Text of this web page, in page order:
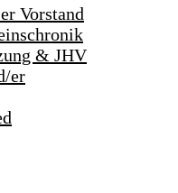
& JHV
er